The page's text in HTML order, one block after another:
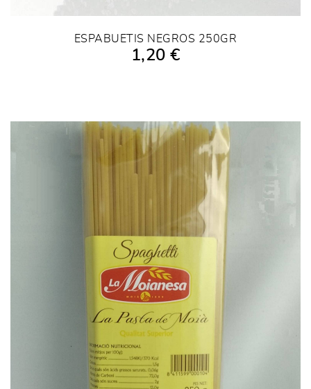
AÑADIR A LA COMPRA
ESPABUETIS NEGROS 250GR
1,20 €